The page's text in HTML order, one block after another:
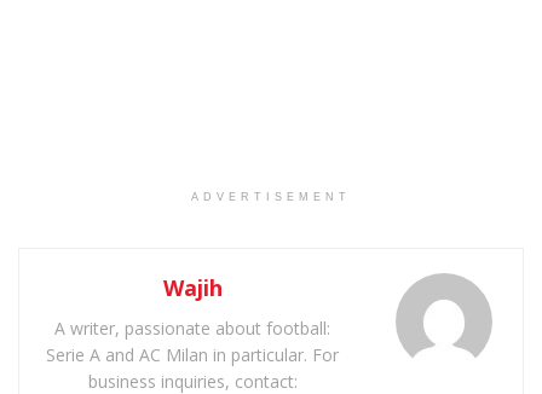
ADVERTISEMENT
Wajih
A writer, passionate about football:
Serie A and AC Milan in particular. For
business inquiries, contact: